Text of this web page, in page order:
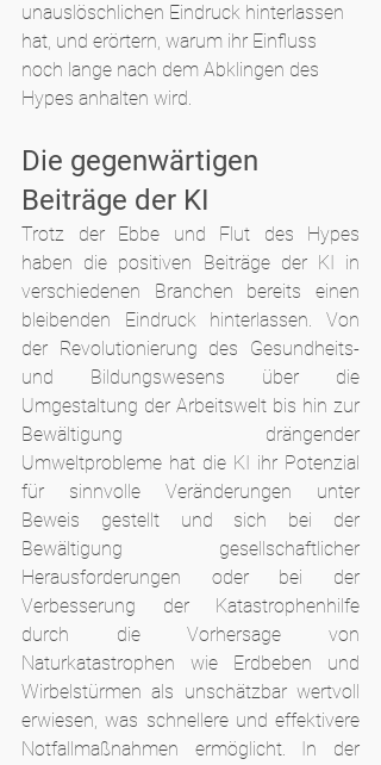
unauslöschlichen Eindruck hinterlassen
hat, und erörtern, warum ihr Einfluss
noch lange nach dem Abklingen des
Hypes anhalten wird.
Die gegenwärtigen
Beiträge der KI
Trotz der Ebbe und Flut des Hypes
haben die positiven Beiträge der KI in
verschiedenen Branchen bereits einen
bleibenden Eindruck hinterlassen. Von
der Revolutionierung des Gesundheits-
und Bildungswesens über die
Umgestaltung der Arbeitswelt bis hin zur
Bewältigung drängender
Umweltprobleme hat die KI ihr Potenzial
für sinnvolle Veränderungen unter
Beweis gestellt und sich bei der
Bewältigung gesellschaftlicher
Herausforderungen oder bei der
Verbesserung der Katastrophenhilfe
durch die Vorhersage von
Naturkatastrophen wie Erdbeben und
Wirbelstürmen als unschätzbar wertvoll
erwiesen, was schnellere und effektivere
Notfallmaßnahmen ermöglicht. In der